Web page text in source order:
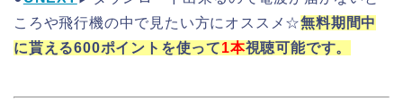
ころや飛行機の中で見たい方にオススメ☆無料期間中
に貰える600ポイントを使って1本視聴可能です。